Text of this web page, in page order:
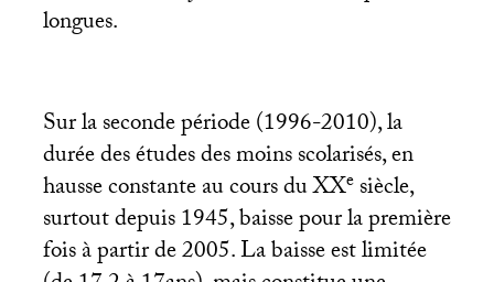
longues.
Sur la seconde période (1996-2010), la
durée des études des moins scolarisés, en
hausse constante au cours duXXesiècle,
surtout depuis 1945, baisse pour la première
fois à partir de 2005. La baisse est limitée